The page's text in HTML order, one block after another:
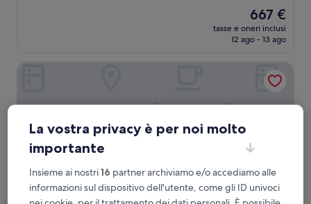
Il
prezzo
attuale
667 €
667 €
tasse e oneri inclusi
12 ago - 13 ago
La vostra privacy è per noi molto
importante
Insieme ai nostri16 partner archiviamo e/o accediamo alle
informazioni sul dispositivo dell'utente, come gli ID univoci